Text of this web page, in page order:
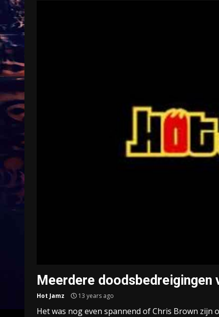
Meerdere doodsbedreigingen
Hot Jamz 13 years ago
Het was nog even spannend of Chris Brown zijn